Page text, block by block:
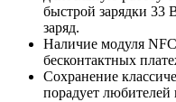
быстрой зарядки 33
заряд.
Наличие модуля
бесконтактных
Сохранение
порадует